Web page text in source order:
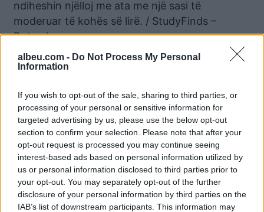
albeu.com - Do Not Process My Personal
Information
If you wish to opt-out of the sale, sharing to third parties, or
processing of your personal or sensitive information for
targeted advertising by us, please use the below opt-out
section to confirm your selection. Please note that after your
opt-out request is processed you may continue seeing
interest-based ads based on personal information utilized by
us or personal information disclosed to third parties prior to
your opt-out. You may separately opt-out of the further
disclosure of your personal information by third parties on the
IAB’s list of downstream participants. This information may
ndiheshin njëlloj me ata me një sasi të
moderuar të kohës së lirë. / StudyFinds –
Bota.al
Keni shumë kohë të lirë?
Nuk ju bën mirë për këto
dy gjëra
Si rrjetet sociale po e
shkatërrojnë shëndetin
mendor të fëmijëve?